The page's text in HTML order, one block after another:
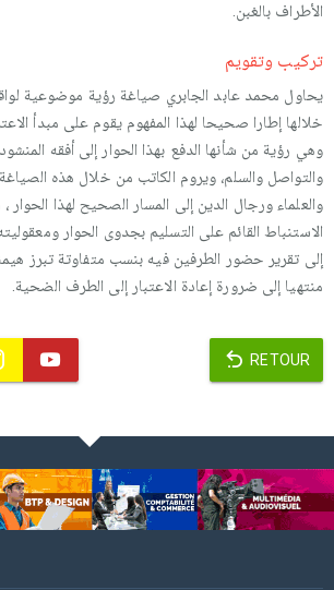
الأطراف بالغبن.
تركيب وتقويم
يحاول محمد عابد الجابري صياغة رؤية موضوعية
خلالها إطارا صحيحا لهذا المفهوم يقوم على مبدأ
وهي رؤية من شأنها الدفع بهذا الحوار إلى أفقه
والتواصل والسلم، ويروم الكاتب من خلال هذه الصياغة
والعلماء ورجال الدين إلى المسار الصحيح لهذا
الاستنباط القائم على التسليم بجدوى الحوار
إلى تقرير حضور الطرفين فيه بنسب متفاوتة تبرز
منتهيا إلى ضرورة إعادة الاعتبار إلى الطرف الضحية.
RETOUR